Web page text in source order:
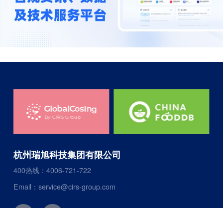
杭州瑞旭科技集团有限公司
400热线：4006-721-722
Email：service@cirs-group.com